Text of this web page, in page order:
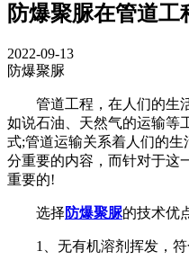
防爆聚脲在管道工
2022-09-13
防爆聚脲
管道工程，在人们的生活
如说石油、天然气的运输等
式;管道运输关系着人们的
分重要的内容，而针对于这
重要的!
选择 防爆聚脲的技术优
1、无有机溶剂挥发，符